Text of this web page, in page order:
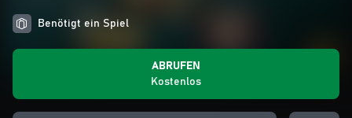
Benötigt ein Spiel
ABRUFEN
Kostenlos